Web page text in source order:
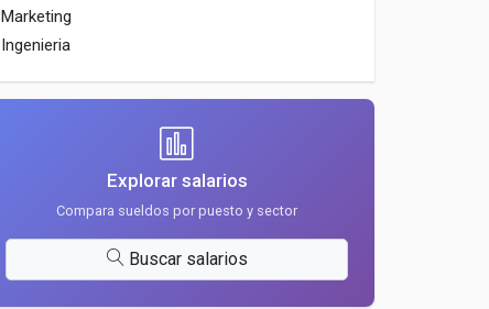
Marketing
Ingenieria
Explorar salarios
Compara sueldos por puesto y sector
Buscar salarios